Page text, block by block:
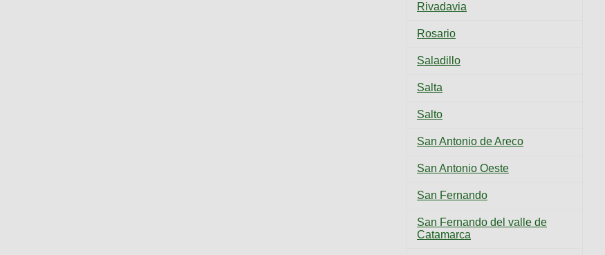
Rivadavia
Rosario
Saladillo
Salta
Salto
San Antonio de Areco
San Antonio Oeste
San Fernando
San Fernando del valle de
Catamarca